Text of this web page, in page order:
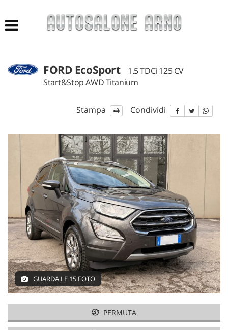
ACQUISTIAMO USATO
AZIENDA
ASSISTENZA
CONTATTI
FORD EcoSport
1.5 TDCi 125 CV
Start&Stop AWD Titanium
Stampa Condividi
GUARDA LE 15 FOTO
PERMUTA